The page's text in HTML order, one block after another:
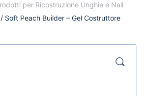
per Ricostruzione Unghie e Nail
/ Soft Peach Builder – Gel Costruttore
🔍